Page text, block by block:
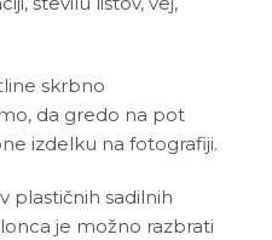
skrbno
da gredo na pot
izdelku na fotografiji.
plastičnih sadilnih
je možno razbrati